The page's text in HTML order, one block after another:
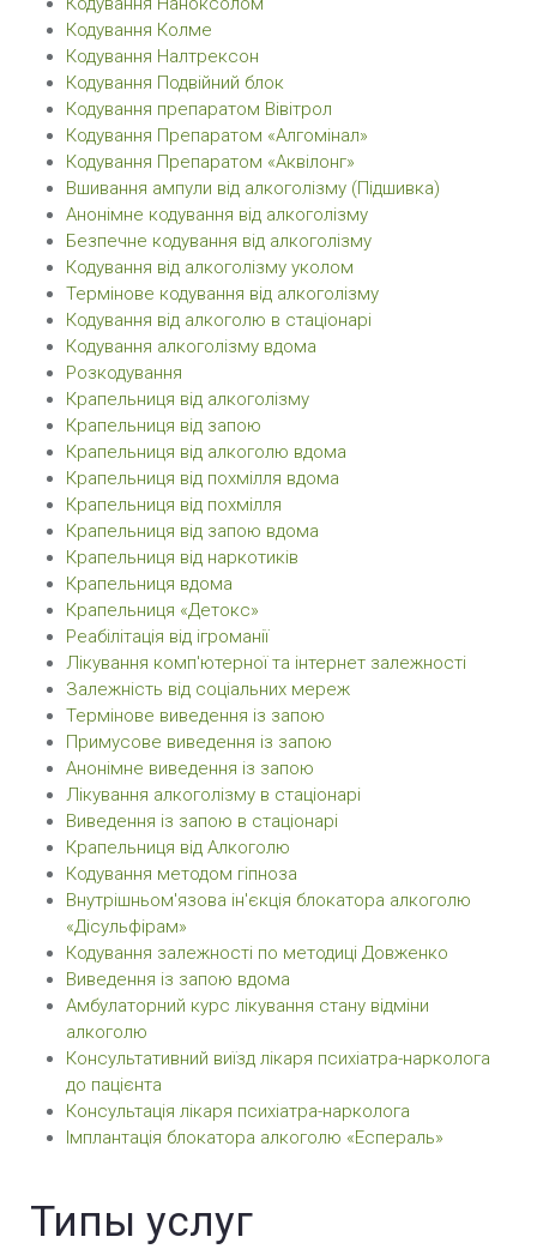
Кодування Колме
Кодування Налтрексон
Кодування Подвійний блок
Кодування препаратом Вівітрол
Кодування Препаратом «Алгомінал»
Кодування Препаратом «Аквілонг»
Вшивання ампули від алкоголізму (Підшивка)
Анонімне кодування від алкоголізму
Безпечне кодування від алкоголізму
Кодування від алкоголізму уколом
Термінове кодування від алкоголізму
Кодування від алкоголю в стаціонарі
Кодування алкоголізму вдома
Розкодування
Крапельниця від алкоголізму
Крапельниця від запою
Крапельниця від алкоголю вдома
Крапельниця від похмілля вдома
Крапельниця від похмілля
Крапельниця від запою вдома
Крапельниця від наркотиків
Крапельниця вдома
Крапельниця «Детокс»
Реабілітація від ігроманії
Лікування комп'ютерної та інтернет залежності
Залежність від соціальних мереж
Термінове виведення із запою
Примусове виведення із запою
Анонімне виведення із запою
Лікування алкоголізму в стаціонарі
Виведення із запою в стаціонарі
Крапельниця від Алкоголю
Кодування методом гiпноза
Внутрішньом'язова ін'єкція блокатора алкоголю
«Дісульфірам»
Кодування залежності по методиці Довженко
Виведення із запою вдома
Амбулаторний курс лікування стану відміни
алкоголю
Консультативний виїзд лікаря психіатра-нарколога
до пацієнта
Консультація лікаря психіатра-нарколога
Імплантація блокатора алкоголю «Еспераль»
Типы услуг